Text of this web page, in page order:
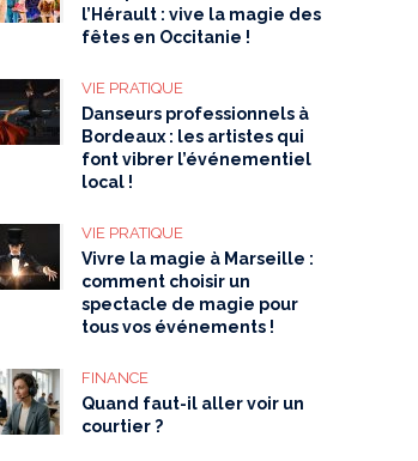
l’Hérault : vive la magie des
fêtes en Occitanie !
VIE PRATIQUE
Danseurs professionnels à
Bordeaux : les artistes qui
font vibrer l’événementiel
local !
VIE PRATIQUE
Vivre la magie à Marseille :
comment choisir un
spectacle de magie pour
tous vos événements !
FINANCE
Quand faut-il aller voir un
courtier ?